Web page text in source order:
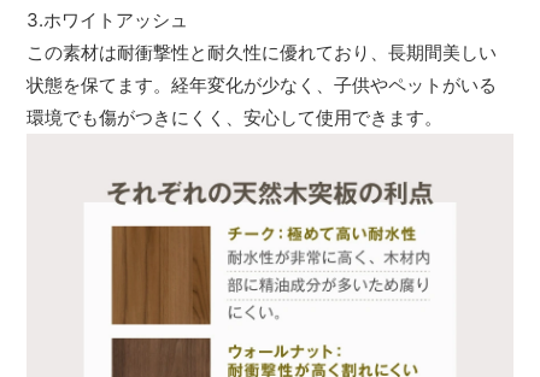
3.ホワイトアッシュ
この素材は耐衝撃性と耐久性に優れており、長期間美しい
状態を保てます。経年変化が少なく、子供やペットがいる
環境でも傷がつきにくく、安心して使用できます。